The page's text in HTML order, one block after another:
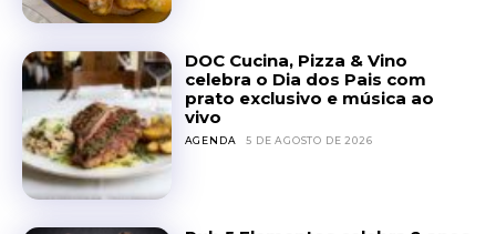
DOC Cucina, Pizza & Vino
celebra o Dia dos Pais com
prato exclusivo e música ao
vivo
AGENDA 5 DE AGOSTO DE 2026